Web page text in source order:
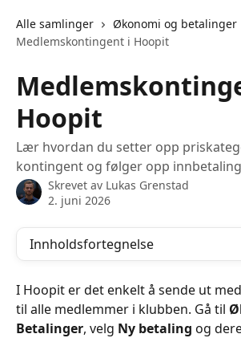
Alle samlinger
Økonomi og betalinger
Medlemskontingent i Hoopit
Hoopit
Lær hvordan du setter opp
kontingent og følger opp
Skrevet av Lukas Grenstad
2. juni 2026
Innholdsfortegnelse
I Hoopit er det enkelt å sende ut
til alle medlemmer i klubben. Gå til
Betalinger, velg Ny betaling og